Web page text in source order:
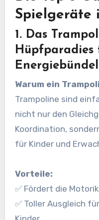
Spielgeräte
1. Das
Hüpfparadies
Energiebündel
Warum ein
Trampoline sind
nicht nur den
Koordination,
für Kinder und
Vorteile:
✅ Fördert die
✅ Toller Ausgleich